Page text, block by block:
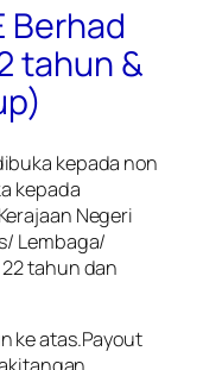
Berhad
tahun &
kepada non
kepada
Negeri
Lembaga/
tahun dan
ke atas.Payout